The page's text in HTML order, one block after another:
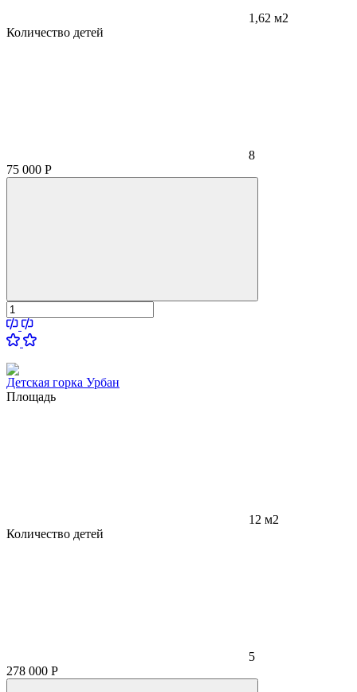
1,62 м2
Количество детей
8
75 000 Р
Детская горка Урбан
Площадь
12 м2
Количество детей
5
278 000 Р